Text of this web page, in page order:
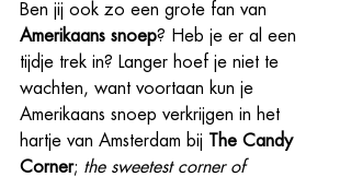
Ben jij ook zo een grote fan van
Amerikaans snoep? Heb je er al een
tijdje trek in? Langer hoef je niet te
wachten, want voortaan kun je
Amerikaans snoep verkrijgen in het
hartje van Amsterdam bij The Candy
Corner; the sweetest corner of